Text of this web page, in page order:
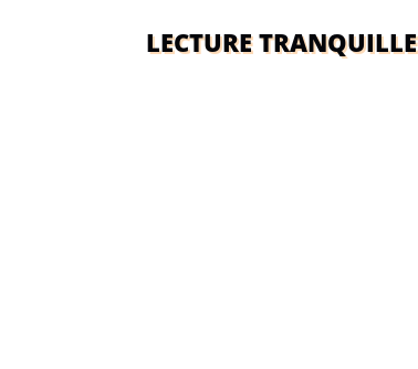
LECTURE TRANQUILLE